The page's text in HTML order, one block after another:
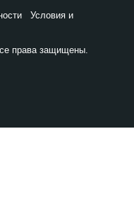
Условия и
права защищены.